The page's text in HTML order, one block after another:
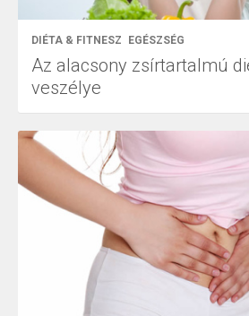
DIÉTA & FITNESZ EGÉSZSÉG
Az alacsony zsírtartalmú
veszélye